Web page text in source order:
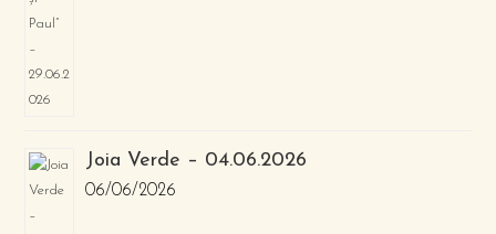
Joia Verde – 04.06.2026
06/06/2026